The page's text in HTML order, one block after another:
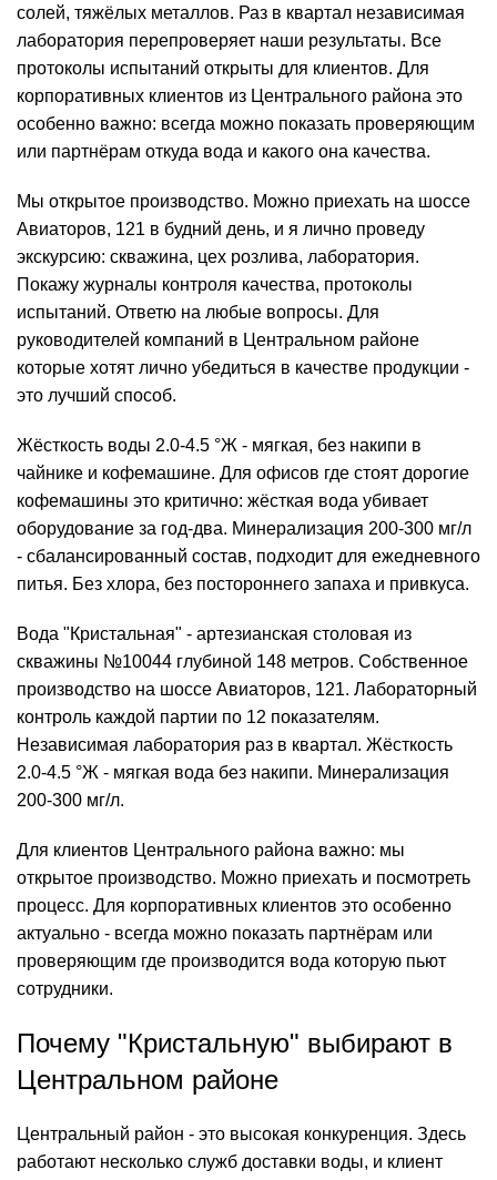
солей, тяжёлых металлов. Раз в квартал независимая
лаборатория перепроверяет наши результаты. Все
протоколы испытаний открыты для клиентов. Для
корпоративных клиентов из Центрального района это
особенно важно: всегда можно показать проверяющим
или партнёрам откуда вода и какого она качества.
Мы открытое производство. Можно приехать на шоссе
Авиаторов, 121 в будний день, и я лично проведу
экскурсию: скважина, цех розлива, лаборатория.
Покажу журналы контроля качества, протоколы
испытаний. Ответю на любые вопросы. Для
руководителей компаний в Центральном районе
которые хотят лично убедиться в качестве продукции -
это лучший способ.
Жёсткость воды 2.0-4.5 °Ж - мягкая, без накипи в
чайнике и кофемашине. Для офисов где стоят дорогие
кофемашины это критично: жёсткая вода убивает
оборудование за год-два. Минерализация 200-300 мг/л
- сбалансированный состав, подходит для ежедневного
питья. Без хлора, без постороннего запаха и привкуса.
Вода "Кристальная" - артезианская столовая из
скважины №10044 глубиной 148 метров. Собственное
производство на шоссе Авиаторов, 121. Лабораторный
контроль каждой партии по 12 показателям.
Независимая лаборатория раз в квартал. Жёсткость
2.0-4.5 °Ж - мягкая вода без накипи. Минерализация
200-300 мг/л.
Для клиентов Центрального района важно: мы
открытое производство. Можно приехать и посмотреть
процесс. Для корпоративных клиентов это особенно
актуально - всегда можно показать партнёрам или
проверяющим где производится вода которую пьют
сотрудники.
Почему "Кристальную" выбирают в
Центральном районе
Центральный район - это высокая конкуренция. Здесь
работают несколько служб доставки воды, и клиент